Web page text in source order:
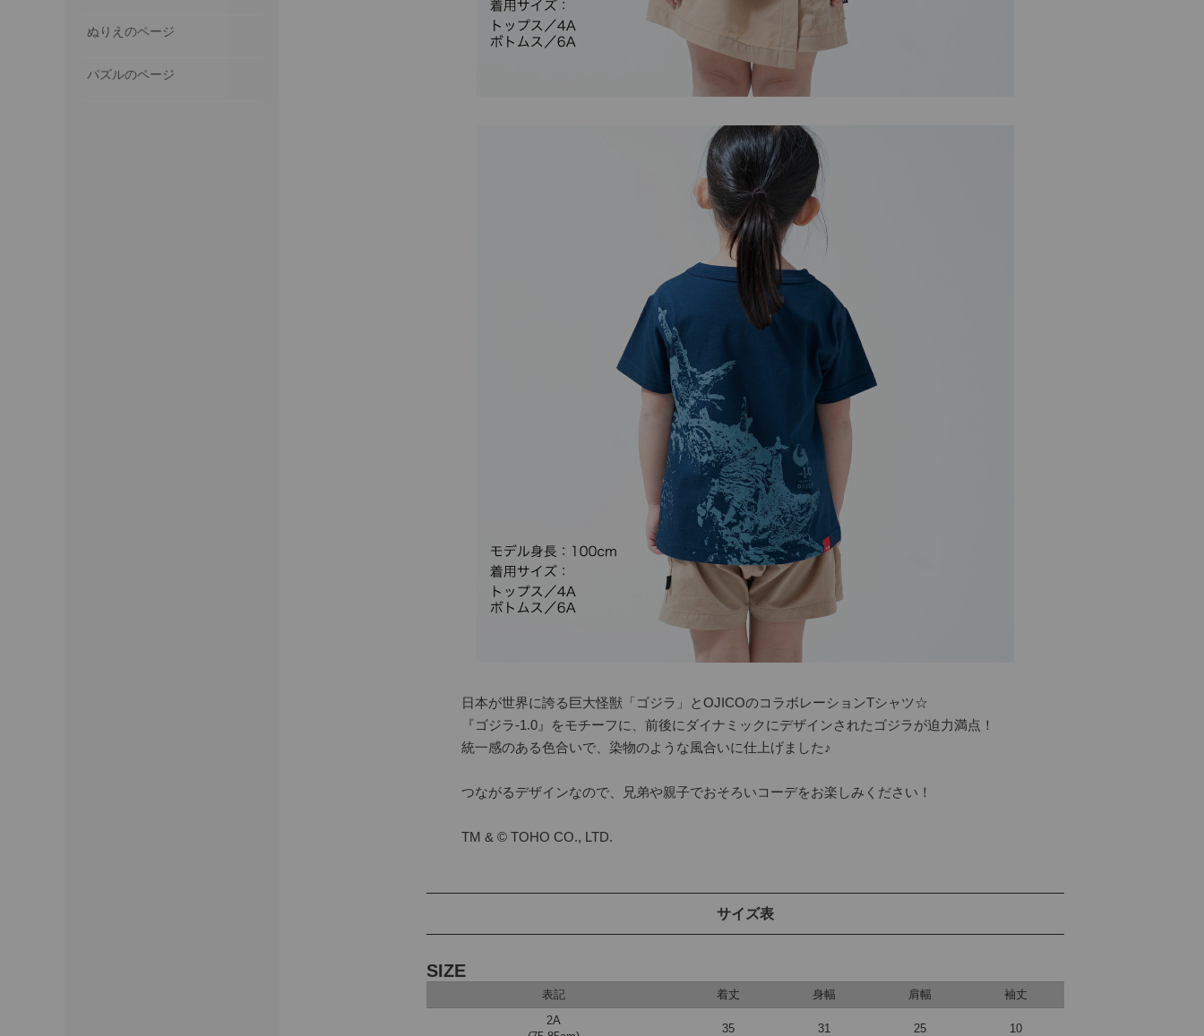
ぬりえのページ
パズルのページ
日本が世界に誇る巨大怪獣「ゴジラ」とOJICOのコラボレーションTシャツ☆
『ゴジラ-1.0』をモチーフに、前後にダイナミックにデザインされたゴジラが迫力満点！
統一感のある色合いで、染物のような風合いに仕上げました♪
つながるデザインなので、兄弟や親子でおそろいコーデをお楽しみください！
TM & © TOHO CO., LTD.
サイズ表
SIZE
表記 着丈 身幅 肩幅 袖丈
2A
35 31 25 10